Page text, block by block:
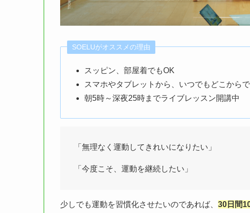
SOELUがオススメの理由
スッピン、部屋着でもOK
スマホやタブレットから、いつでもどこから
朝5時～深夜25時までライブレッスン開講中
「無理なく運動してきれいになりたい」
「今度こそ、運動を継続したい」
少しでも運動を習慣化させたいのであれば、 30日間